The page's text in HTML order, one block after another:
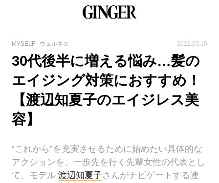
MYSELF ウェルネス 2022.05.15
30代後半に増える悩み…髪の
エイジング対策におすすめ！
【渡辺知夏子のエイジレス美
容】
“これから”を充実させるために始めたい具体的な
アクションを、一歩先を行く先輩女性の代表とし
て、モデル渡辺知夏子さんがナビゲートする連